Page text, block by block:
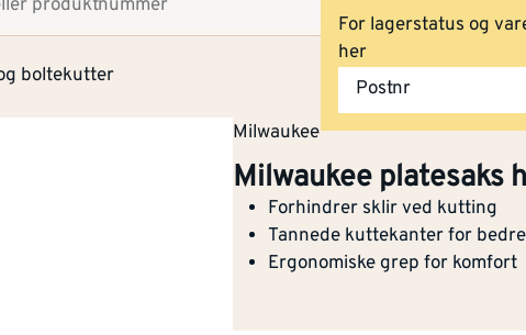
For lagerstatus og
her
Postnr
boltekutter
Milwaukee
Milwaukee platesaks
Forhindrer sklir ved kutting
Tannede kuttekanter for
Ergonomiske grep for komfort